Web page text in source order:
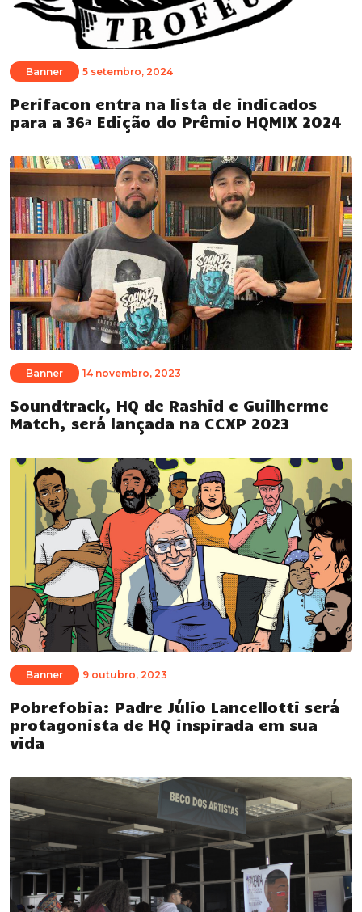
Banner 5 setembro, 2024
Perifacon entra na lista de indicados
para a 36ª Edição do Prêmio HQMIX 2024
Banner 14 novembro, 2023
Soundtrack, HQ de Rashid e Guilherme
Match, será lançada na CCXP 2023
Banner 9 outubro, 2023
Pobrefobia: Padre Júlio Lancellotti será
protagonista de HQ inspirada em sua
vida